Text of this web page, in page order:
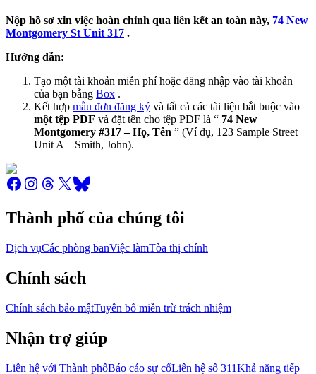
Nộp hồ sơ xin việc hoàn chỉnh qua liên kết an toàn này, 74 New
Montgomery St Unit 317 .
Hướng dẫn:
Tạo một tài khoản miễn phí hoặc đăng nhập vào tài khoản
của bạn bằng Box .
Kết hợp mẫu đơn đăng ký và tất cả các tài liệu bắt buộc vào
một tệp PDF và đặt tên cho tệp PDF là “ 74 New
Montgomery #317 – Họ, Tên ” (Ví dụ, 123 Sample Street
Unit A – Smith, John).
Thành phố của chúng tôi
Dịch vụCác phòng banViệc làmTòa thị chính
Chính sách
Chính sách bảo mậtTuyên bố miễn trừ trách nhiệm
Nhận trợ giúp
Liên hệ với Thành phốBáo cáo sự cốLiên hệ số 311Khả năng tiếp